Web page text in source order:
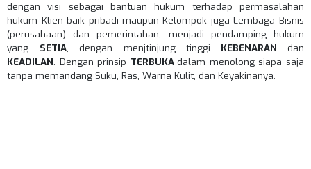
dengan visi sebagai bantuan hukum terhadap permasalahan
hukum Klien baik pribadi maupun Kelompok juga Lembaga Bisnis
(perusahaan) dan pemerintahan, menjadi pendamping hukum
yang SETIA, dengan menjtinjung tinggi KEBENARAN dan
KEADILAN. Dengan prinsip TERBUKAdalam menolong siapa saja
tanpa memandang Suku, Ras, Warna Kulit, dan Keyakinanya.